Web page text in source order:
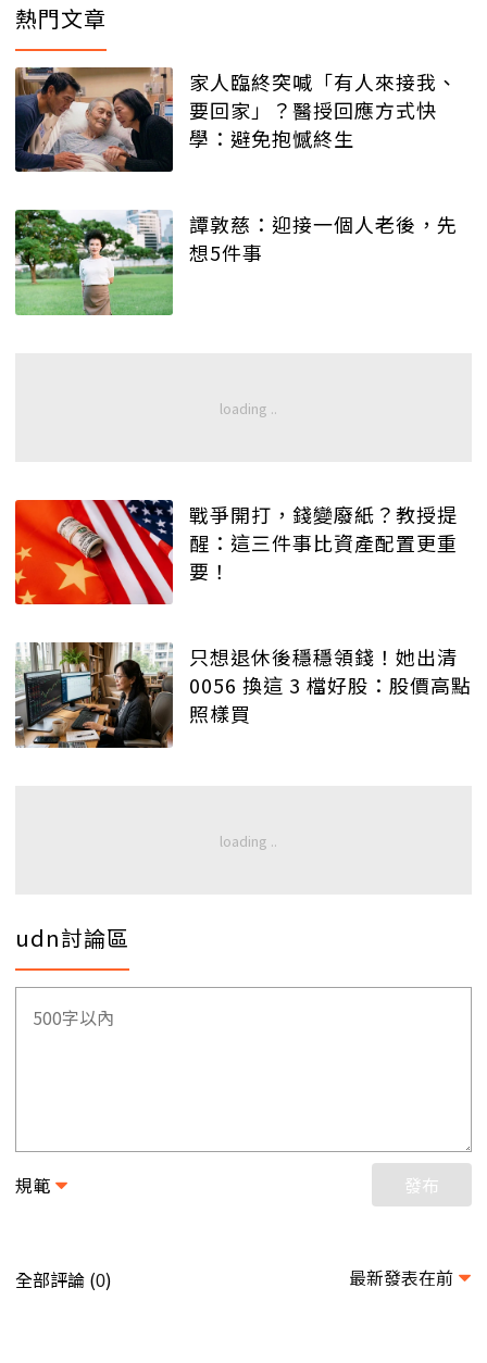
熱門文章
家人臨終突喊「有人來接我、
要回家」？醫授回應方式快
學：避免抱憾終生
譚敦慈：迎接一個人老後，先
想5件事
戰爭開打，錢變廢紙？教授提
醒：這三件事比資產配置更重
要！
只想退休後穩穩領錢！她出清
0056 換這 3 檔好股：股價高點
照樣買
udn討論區
規範 發布
全部評論 (0) 最新發表在前